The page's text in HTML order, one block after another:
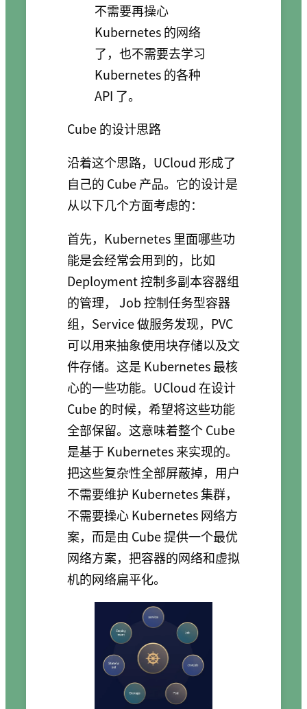
不需要再操心
Kubernetes 的网络
了，也不需要去学习
Kubernetes 的各种
API 了。
Cube 的设计思路
沿着这个思路，UCloud 形成了
自己的 Cube 产品。它的设计是
从以下几个方面考虑的：
首先，Kubernetes 里面哪些功
能是会经常会用到的，比如
Deployment 控制多副本容器组
的管理， Job 控制任务型容器
组，Service 做服务发现，PVC
可以用来抽象使用块存储以及文
件存储。这是 Kubernetes 最核
心的一些功能。UCloud 在设计
Cube 的时候，希望将这些功能
全部保留。这意味着整个 Cube
是基于 Kubernetes 来实现的。
把这些复杂性全部屏蔽掉，用户
不需要维护 Kubernetes 集群，
不需要操心 Kubernetes 网络方
案，而是由 Cube 提供一个最优
网络方案，把容器的网络和虚拟
机的网络扁平化。